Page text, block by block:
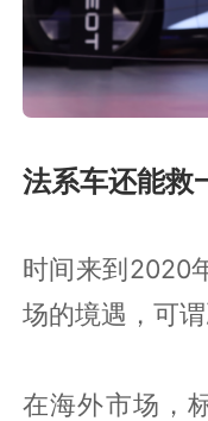
法系车还能救
时间来到2020
场的境遇，可谓
在海外市场，